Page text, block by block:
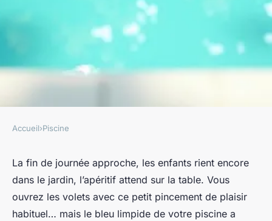
Eau verte piscine : que faire
pour retrouver une eau claire
Blancheline •22/05/2026 12:15•10 min de lecture
Accueil›Piscine
La fin de journée approche, les enfants rient encore
dans le jardin, l’apéritif attend sur la table. Vous
ouvrez les volets avec ce petit pincement de plaisir
habituel… mais le bleu limpide de votre piscine a